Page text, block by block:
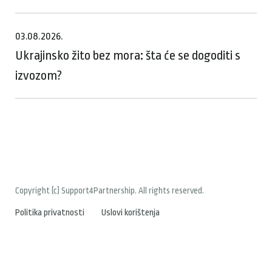
03.08.2026.
Ukrajinsko žito bez mora: šta će se dogoditi s
izvozom?
Copyright (c) Support4Partnership. All rights reserved.
Politika privatnosti Uslovi korištenja